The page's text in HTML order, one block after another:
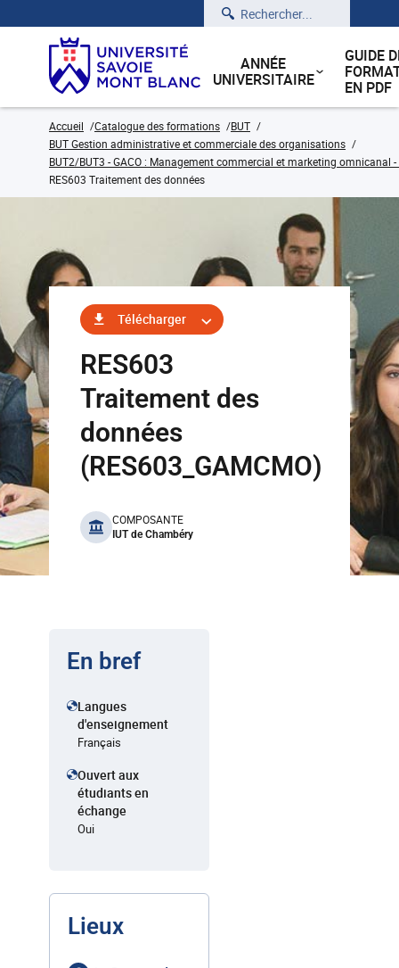
Rechercher
ANNÉE
UNIVERSITAIRE
GUIDE
EN PDF
Accueil Catalogue des formations
BUT
BUT Gestion administrative et commerciale des organisations
BUT2/BUT3 - GACO : Management commercial et marketing omnicanal
RES603 Traitement des données
Télécharger
RES603
Traitement des
données
(RES603_GAMCMO)
benefits
COMPOSANTE
IUT de Chambéry
En bref
Langues
d'enseignement
Français
Ouvert aux
étudiants en
échange
Oui
Lieux